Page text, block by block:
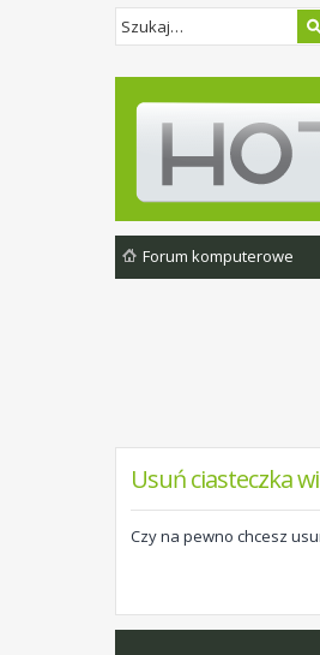
Forum komputerowe
Usuń ciasteczka
Czy na pewno chcesz